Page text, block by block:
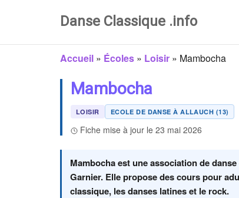
Danse Classique .info
Accueil » Écoles » Loisir » Mambocha
Mambocha
LOISIR ECOLE DE DANSE À ALLAUCH (13)
Fiche mise à jour le 23 mai 2026
Mambocha est une association de
Garnier. Elle propose des cours pour
classique, les danses latines et le rock.